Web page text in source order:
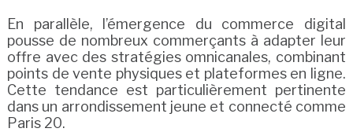
En parallèle, l’émergence du commerce digital
pousse de nombreux commerçants à adapter leur
offre avec des stratégies omnicanales, combinant
points de vente physiques et plateformes en ligne.
Cette tendance est particulièrement pertinente
dans un arrondissement jeune et connecté comme
Paris 20.